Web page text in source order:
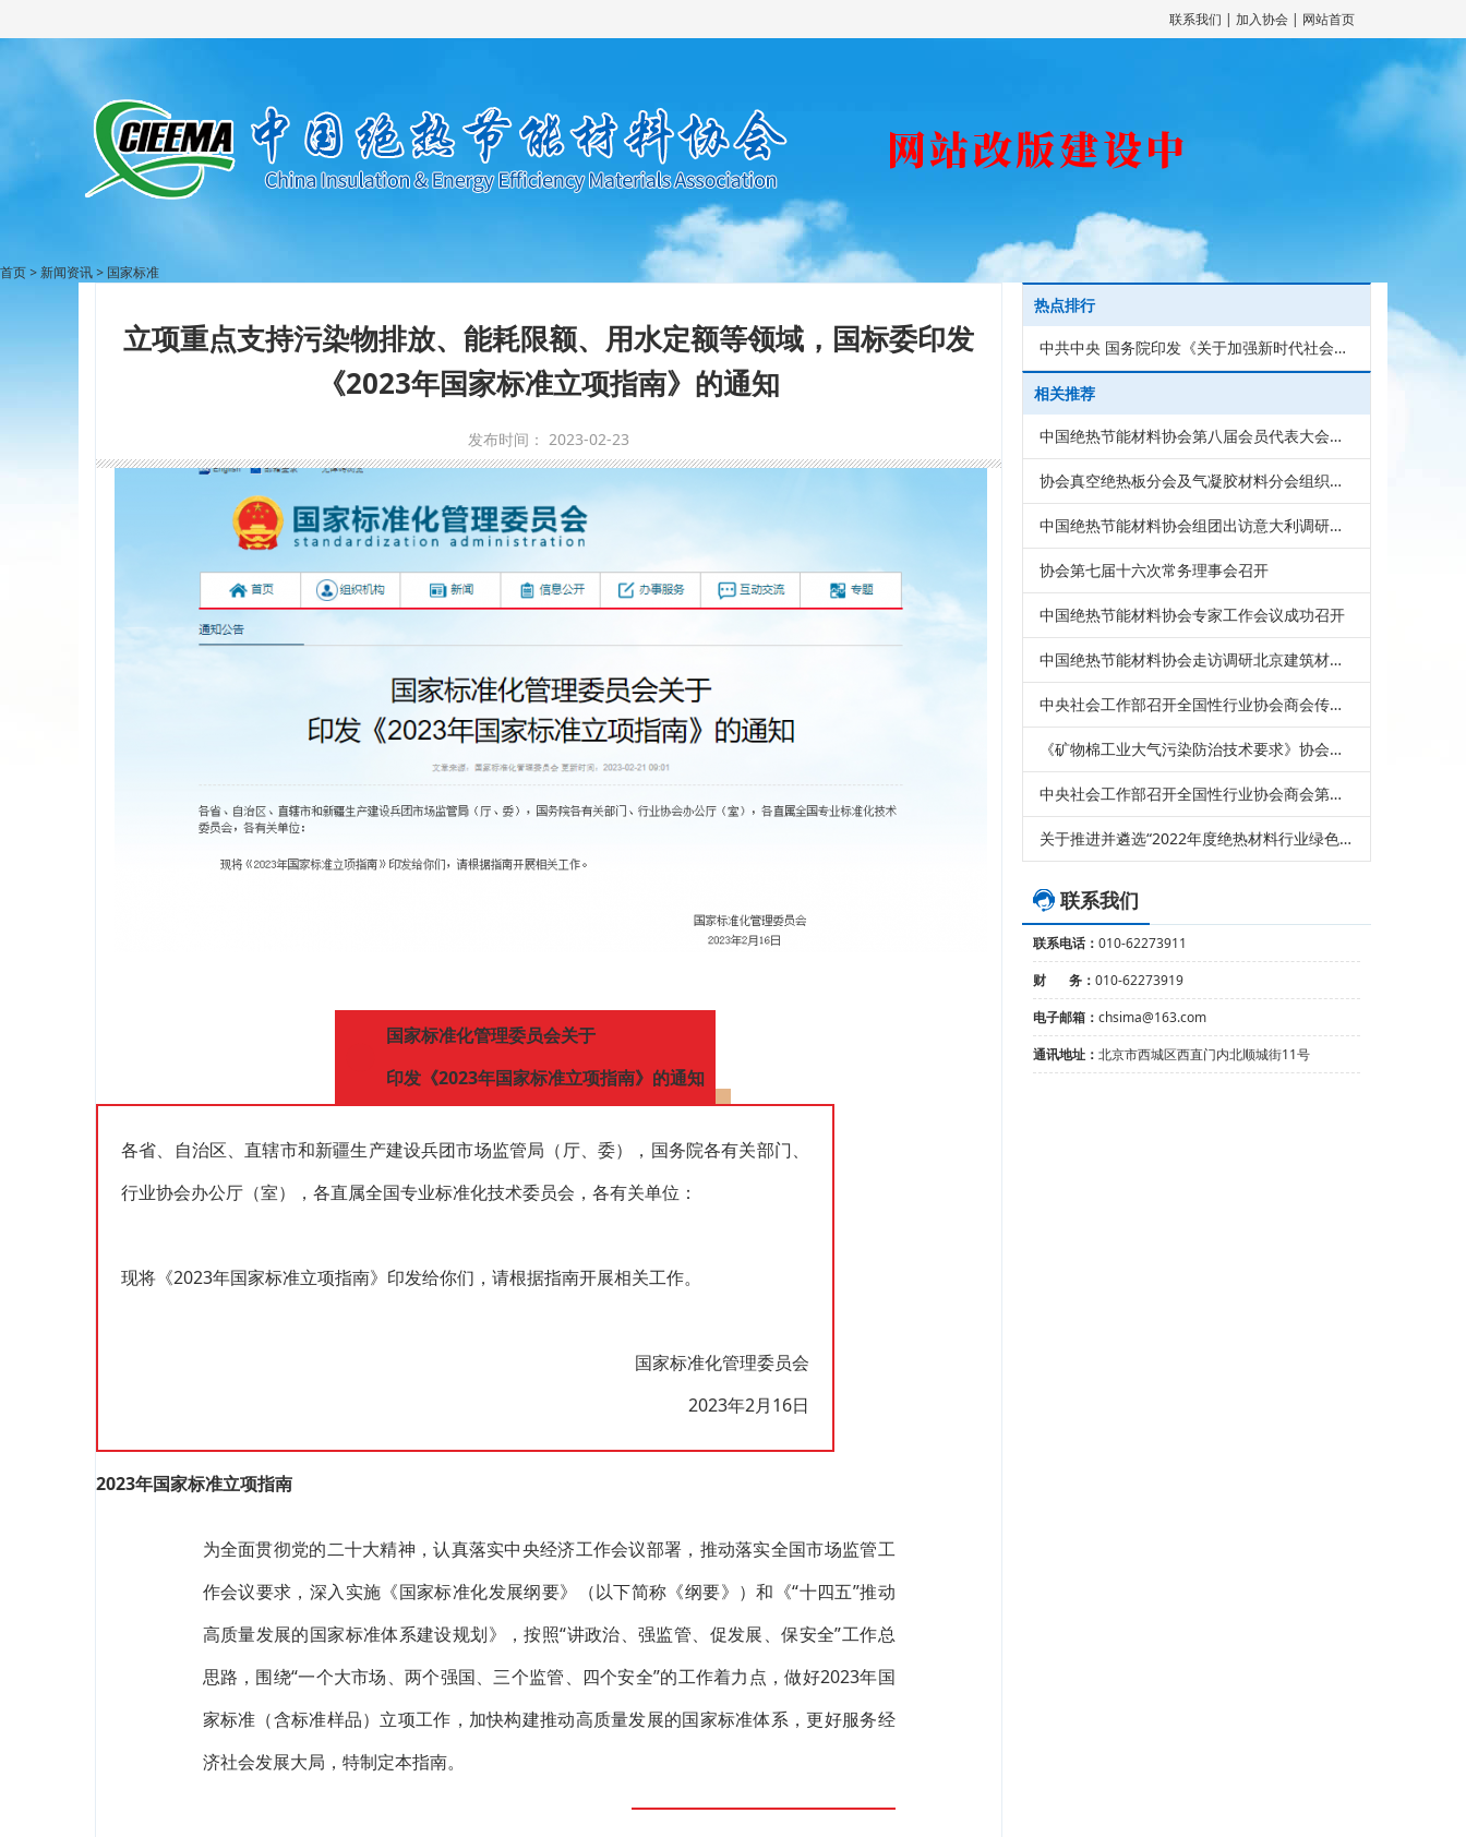
联系我们 | 加入协会 | 网站首页
首页 >新闻资讯 > 国家标准
热点排行
中共中央 国务院印发《关于加强新时代社会工作的意见》
相关推荐
中国绝热节能材料协会第八届会员代表大会在上海召开
协会真空绝热板分会及气凝胶材料分会组织会员单位获批“好材料适配好房子”科技攻关“揭榜挂帅”项目
中国绝热节能材料协会组团出访意大利调研考察
协会第七届十六次常务理事会召开
中国绝热节能材料协会专家工作会议成功召开
中国绝热节能材料协会走访调研北京建筑材料检验研究院股份有限公司
中央社会工作部召开全国性行业协会商会传达学习贯彻党的二十届三中全会精神会议
《矿物棉工业大气污染防治技术要求》协会标准发布
中央社会工作部召开全国性行业协会商会第二批学习贯彻习近平新时代中国特色社会主义思想主题教育总结会
关于推进并遴选“2022年度绝热材料行业绿色工厂”工作的通知
联系我们
联系电话： 010-62273911
财 务： 010-62273919
电子邮箱： chsima@163.com
通讯地址： 北京市西城区西直门内北顺城街11号
立项重点支持污染物排放、能耗限额、用水定额等领域，国标委印发
《2023年国家标准立项指南》的通知
发布时间： 2023-02-23
国家标准化管理委员会关于
印发《2023年国家标准立项指南》的通知
各省、自治区、直辖市和新疆生产建设兵团市场监管局（厅、委），国务院各有关部门、
行业协会办公厅（室），各直属全国专业标准化技术委员会，各有关单位：
现将《2023年国家标准立项指南》印发给你们，请根据指南开展相关工作。
国家标准化管理委员会
2023年2月16日
2023年国家标准立项指南
为全面贯彻党的二十大精神，认真落实中央经济工作会议部署，推动落实全国市场监管工
作会议要求，深入实施《国家标准化发展纲要》（以下简称《纲要》）和《“十四五”推动
高质量发展的国家标准体系建设规划》，按照“讲政治、强监管、促发展、保安全”工作总
思路，围绕“一个大市场、两个强国、三个监管、四个安全”的工作着力点，做好2023年国
家标准（含标准样品）立项工作，加快构建推动高质量发展的国家标准体系，更好服务经
济社会发展大局，特制定本指南。